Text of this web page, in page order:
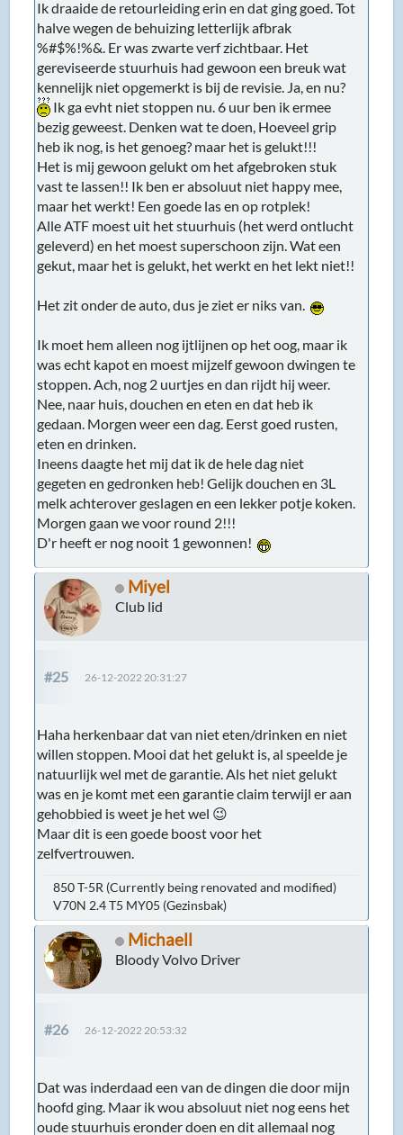
geleverd) en het moest superschoon zijn. Wat een
gekut, maar het is gelukt, het werkt en het lekt niet!!
Het zit onder de auto, dus je ziet er niks van.
Ik moet hem alleen nog ijtlijnen op het oog, maar ik
was echt kapot en moest mijzelf gewoon dwingen te
stoppen. Ach, nog 2 uurtjes en dan rijdt hij weer.
Nee, naar huis, douchen en eten en dat heb ik
gedaan. Morgen weer een dag. Eerst goed rusten,
eten en drinken.
Ineens daagte het mij dat ik de hele dag niet
gegeten en gedronken heb! Gelijk douchen en 3L
melk achterover geslagen en een lekker potje koken.
D'r heeft er nog nooit 1 gewonnen!
Miyel
Club lid
#25 26-12-2022 20:31:27
Haha herkenbaar dat van niet eten/drinken en niet
willen stoppen. Mooi dat het gelukt is, al speelde je
natuurlijk wel met de garantie. Als het niet gelukt
was en je komt met een garantie claim terwijl er aan
gehobbied is weet je het wel 😉
Maar dit is een goede boost voor het
zelfvertrouwen.
V70N 2.4 T5 MY05 (Gezinsbak)
#26 26-12-2022 20:53:32
Dat was inderdaad een van de dingen die door mijn
oude stuurhuis eronder doen en dit allemaal nog
een keer doen.
Eenmaal er onderuit was gelijk duidelijk hoe lek dat
ding was. Beide kanten waren nat. Maar rechts was
het ergst. Die terugplaatsen was voor mij geen
optie.
en dan kan het maar zo zijn dat ik 2 weken moet
Ik heb ook niet voor niks het T-shirt: "I void
warranties!!"